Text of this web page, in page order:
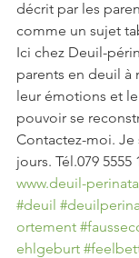
décrit par les
comme un sujet
Ici chez Deuil-
parents en deuil à
leur émotions et
pouvoir se
Contactez-moi.
jours. Tél.079 5555
www.deuil-
#deuil
ortement
ehlgeburt